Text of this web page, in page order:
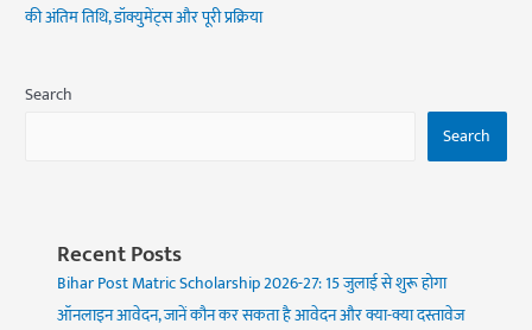
की अंतिम तिथि, डॉक्युमेंट्स और पूरी प्रक्रिया
Search
Search
Recent Posts
Bihar Post Matric Scholarship 2026-27: 15 जुलाई से शुरू होगा
ऑनलाइन आवेदन, जानें कौन कर सकता है आवेदन और क्या-क्या दस्तावेज